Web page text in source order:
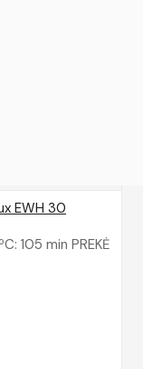
EWH 30
105 min PREKĖ